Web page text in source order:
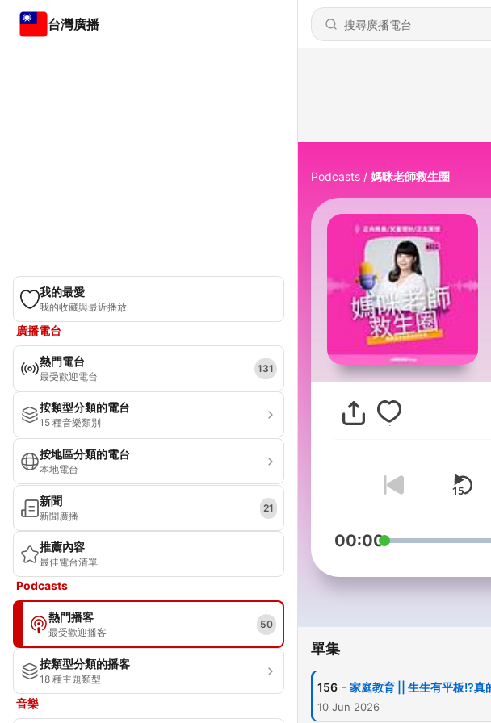
台灣廣播
我的最愛
我的收藏與最近播放
廣播電台
熱門電台
最受歡迎電台
131
按類型分類的電台
15 種音樂類別
按地區分類的電台
本地電台
新聞
新聞廣播
21
推薦內容
最佳電台清單
Podcasts
熱門播客
最受歡迎播客
50
按類型分類的播客
18 種主題類型
音樂
Podcasts 媽咪老師救生圈
00:00
單集
156 - 家庭教育 || 生生有平板!?真
10 Jun 2026